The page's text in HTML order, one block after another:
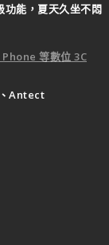
能，夏天久坐不悶
等數位 3C
Antect